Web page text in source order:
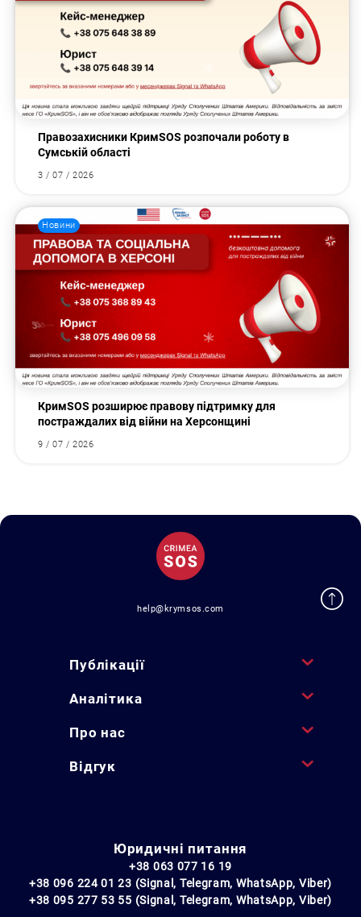
Правозахисники КримSOS розпочали роботу в
Сумській області
3 / 07 / 2026
Новини
КримSOS розширює правову підтримку для
постраждалих від війни на Херсонщині
9 / 07 / 2026
help@krymsos.com
Публікації
Аналітика
Про нас
Відгук
Юридичні питання
+38 063 077 16 19
+38 096 224 01 23 (Signal, Telegram, WhatsApp, Viber)
+38 095 277 53 55 (Signal, Telegram, WhatsApp, Viber)